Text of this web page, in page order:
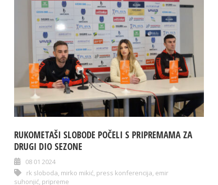
RUKOMETAŠI SLOBODE POČELI S PRIPREMAMA ZA
DRUGI DIO SEZONE
08 01 2024
rk sloboda, mirko mikić, press konferencija, emir
suhonjić, pripreme